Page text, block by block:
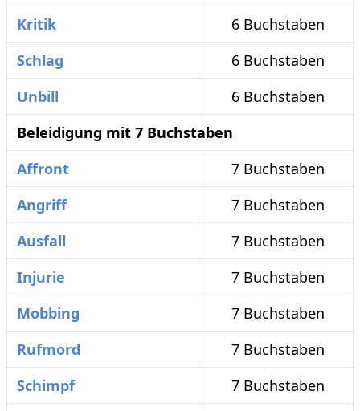
Kritik
6 Buchstaben
Schlag
6 Buchstaben
Unbill
6 Buchstaben
Beleidigung mit 7 Buchstaben
Affront
7 Buchstaben
Angriff
7 Buchstaben
Ausfall
7 Buchstaben
Injurie
7 Buchstaben
Mobbing
7 Buchstaben
Rufmord
7 Buchstaben
Schimpf
7 Buchstaben